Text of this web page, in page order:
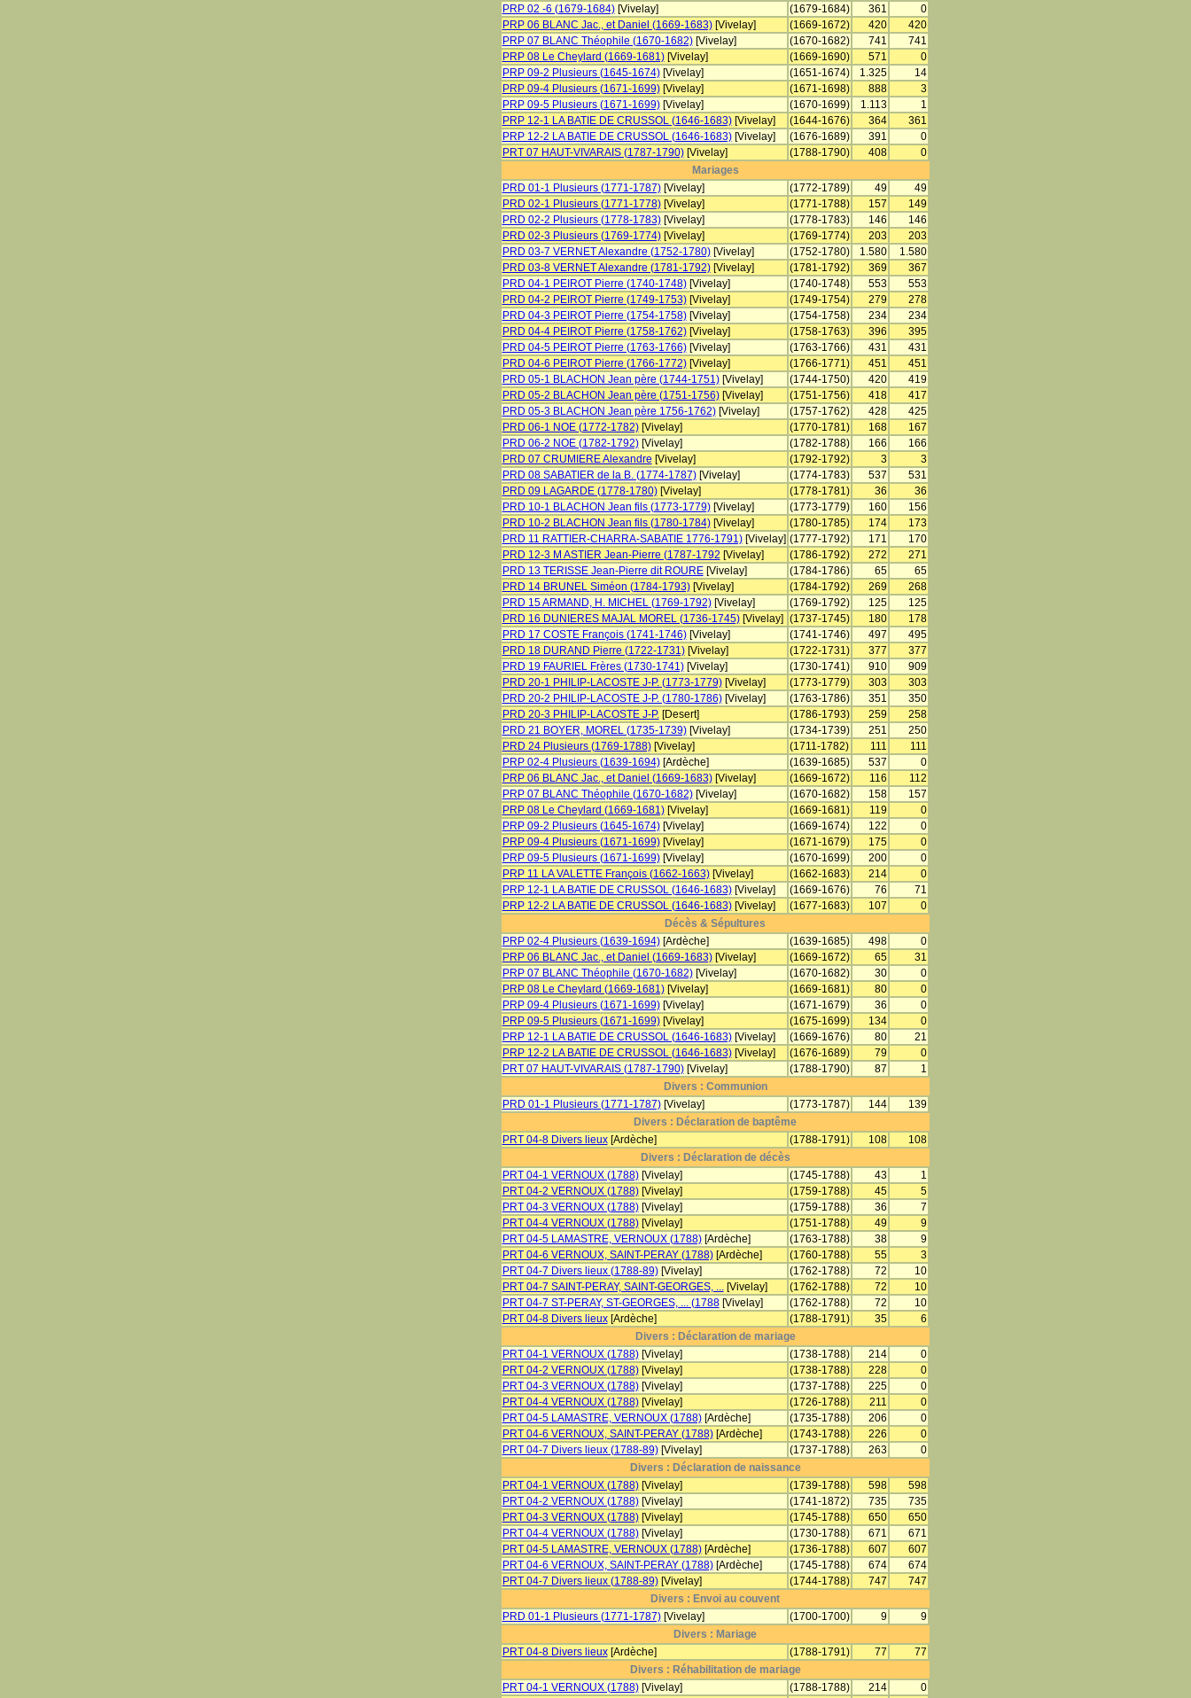
PRP 02 -6 (1679-1684)[Vivelay] (1679-1684) 361
0
PRP 06 BLANC Jac., et Daniel (1669-1683)[Vivelay] (1669-1672) 420
420
PRP 07 BLANC Théophile (1670-1682)[Vivelay] (1670-1682) 741
741
PRP 08 Le Cheylard (1669-1681)[Vivelay] (1669-1690) 571
0
PRP 09-2 Plusieurs (1645-1674)[Vivelay] (1651-1674) 1.325
14
PRP 09-4 Plusieurs (1671-1699)[Vivelay] (1671-1698) 888
3
PRP 09-5 Plusieurs (1671-1699)[Vivelay] (1670-1699) 1.113
1
PRP 12-1 LA BATIE DE CRUSSOL (1646-1683)[Vivelay] (1644-1676) 364
361
PRP 12-2 LA BATIE DE CRUSSOL (1646-1683)[Vivelay] (1676-1689) 391
0
PRT 07 HAUT-VIVARAIS (1787-1790)[Vivelay] (1788-1790) 408
0
Mariages
PRD 01-1 Plusieurs (1771-1787)[Vivelay] (1772-1789) 49
49
PRD 02-1 Plusieurs (1771-1778)[Vivelay] (1771-1788) 157
149
PRD 02-2 Plusieurs (1778-1783)[Vivelay] (1778-1783) 146
146
PRD 02-3 Plusieurs (1769-1774)[Vivelay] (1769-1774) 203
203
PRD 03-7 VERNET Alexandre (1752-1780)[Vivelay] (1752-1780) 1.580
1.580
PRD 03-8 VERNET Alexandre (1781-1792)[Vivelay] (1781-1792) 369
367
PRD 04-1 PEIROT Pierre (1740-1748)[Vivelay] (1740-1748) 553
553
PRD 04-2 PEIROT Pierre (1749-1753)[Vivelay] (1749-1754) 279
278
PRD 04-3 PEIROT Pierre (1754-1758)[Vivelay] (1754-1758) 234
234
PRD 04-4 PEIROT Pierre (1758-1762)[Vivelay] (1758-1763) 396
395
PRD 04-5 PEIROT Pierre (1763-1766)[Vivelay] (1763-1766) 431
431
PRD 04-6 PEIROT Pierre (1766-1772)[Vivelay] (1766-1771) 451
451
PRD 05-1 BLACHON Jean père (1744-1751)[Vivelay] (1744-1750) 420
419
PRD 05-2 BLACHON Jean père (1751-1756)[Vivelay] (1751-1756) 418
417
PRD 05-3 BLACHON Jean père 1756-1762)[Vivelay] (1757-1762) 428
425
PRD 06-1 NOE (1772-1782)[Vivelay] (1770-1781) 168
167
PRD 06-2 NOE (1782-1792)[Vivelay] (1782-1788) 166
166
PRD 07 CRUMIERE Alexandre [Vivelay] (1792-1792) 3
3
PRD 08 SABATIER de la B. (1774-1787)[Vivelay] (1774-1783) 537
531
PRD 09 LAGARDE (1778-1780)[Vivelay] (1778-1781) 36
36
PRD 10-1 BLACHON Jean fils (1773-1779)[Vivelay] (1773-1779) 160
156
PRD 10-2 BLACHON Jean fils (1780-1784)[Vivelay] (1780-1785) 174
173
PRD 11 RATTIER-CHARRA-SABATIE 1776-1791)[Vivelay] (1777-1792) 171
170
PRD 12-3 M ASTIER Jean-Pierre (1787-1792 [Vivelay] (1786-1792) 272
271
PRD 13 TERISSE Jean-Pierre dit ROURE[Vivelay] (1784-1786) 65
65
PRD 14 BRUNEL Siméon (1784-1793)[Vivelay] (1784-1792) 269
268
PRD 15 ARMAND, H. MICHEL (1769-1792)[Vivelay] (1769-1792) 125
125
PRD 16 DUNIERES MAJAL MOREL (1736-1745)[Vivelay] (1737-1745) 180
178
PRD 17 COSTE François (1741-1746)[Vivelay] (1741-1746) 497
495
PRD 18 DURAND Pierre (1722-1731)[Vivelay] (1722-1731) 377
377
PRD 19 FAURIEL Frères (1730-1741)[Vivelay] (1730-1741) 910
909
PRD 20-1 PHILIP-LACOSTE J-P. (1773-1779)[Vivelay] (1773-1779) 303
303
PRD 20-2 PHILIP-LACOSTE J-P. (1780-1786)[Vivelay] (1763-1786) 351
350
PRD 20-3 PHILIP-LACOSTE J-P.[Desert] (1786-1793) 259
258
PRD 21 BOYER, MOREL (1735-1739)[Vivelay] (1734-1739) 251
250
PRD 24 Plusieurs (1769-1788)[Vivelay] (1711-1782) 111
111
PRP 02-4 Plusieurs (1639-1694)[Ardèche] (1639-1685) 537
0
PRP 06 BLANC Jac., et Daniel (1669-1683)[Vivelay] (1669-1672) 116
112
PRP 07 BLANC Théophile (1670-1682)[Vivelay] (1670-1682) 158
157
PRP 08 Le Cheylard (1669-1681)[Vivelay] (1669-1681) 119
0
PRP 09-2 Plusieurs (1645-1674)[Vivelay] (1669-1674) 122
0
PRP 09-4 Plusieurs (1671-1699)[Vivelay] (1671-1679) 175
0
PRP 09-5 Plusieurs (1671-1699)[Vivelay] (1670-1699) 200
0
PRP 11 LA VALETTE François (1662-1663)[Vivelay] (1662-1683) 214
0
PRP 12-1 LA BATIE DE CRUSSOL (1646-1683)[Vivelay] (1669-1676) 76
71
PRP 12-2 LA BATIE DE CRUSSOL (1646-1683)[Vivelay] (1677-1683) 107
0
Décès & Sépultures
PRP 02-4 Plusieurs (1639-1694)[Ardèche] (1639-1685) 498
0
PRP 06 BLANC Jac., et Daniel (1669-1683)[Vivelay] (1669-1672) 65
31
PRP 07 BLANC Théophile (1670-1682)[Vivelay] (1670-1682) 30
0
PRP 08 Le Cheylard (1669-1681)[Vivelay] (1669-1681) 80
0
PRP 09-4 Plusieurs (1671-1699)[Vivelay] (1671-1679) 36
0
PRP 09-5 Plusieurs (1671-1699)[Vivelay] (1675-1699) 134
0
PRP 12-1 LA BATIE DE CRUSSOL (1646-1683)[Vivelay] (1669-1676) 80
21
PRP 12-2 LA BATIE DE CRUSSOL (1646-1683)[Vivelay] (1676-1689) 79
0
PRT 07 HAUT-VIVARAIS (1787-1790)[Vivelay] (1788-1790) 87
1
Divers : Communion
PRD 01-1 Plusieurs (1771-1787)[Vivelay] (1773-1787) 144
139
Divers : Déclaration de baptême
PRT 04-8 Divers lieux[Ardèche] (1788-1791) 108
108
Divers : Déclaration de décès
PRT 04-1 VERNOUX (1788)[Vivelay] (1745-1788) 43
1
PRT 04-2 VERNOUX (1788)[Vivelay] (1759-1788) 45
5
PRT 04-3 VERNOUX (1788)[Vivelay] (1759-1788) 36
7
PRT 04-4 VERNOUX (1788)[Vivelay] (1751-1788) 49
9
PRT 04-5 LAMASTRE, VERNOUX (1788)[Ardèche] (1763-1788) 38
9
PRT 04-6 VERNOUX, SAINT-PERAY (1788)[Ardèche] (1760-1788) 55
3
PRT 04-7 Divers lieux (1788-89)[Vivelay] (1762-1788) 72
10
PRT 04-7 SAINT-PERAY, SAINT-GEORGES, ...[Vivelay] (1762-1788) 72
10
PRT 04-7 ST-PERAY, ST-GEORGES, ... (1788[Vivelay] (1762-1788) 72
10
PRT 04-8 Divers lieux[Ardèche] (1788-1791) 35
6
Divers : Déclaration de mariage
PRT 04-1 VERNOUX (1788)[Vivelay] (1738-1788) 214
0
PRT 04-2 VERNOUX (1788)[Vivelay] (1738-1788) 228
0
PRT 04-3 VERNOUX (1788)[Vivelay] (1737-1788) 225
0
PRT 04-4 VERNOUX (1788)[Vivelay] (1726-1788) 211
0
PRT 04-5 LAMASTRE, VERNOUX (1788)[Ardèche] (1735-1788) 206
0
PRT 04-6 VERNOUX, SAINT-PERAY (1788)[Ardèche] (1743-1788) 226
0
PRT 04-7 Divers lieux (1788-89)[Vivelay] (1737-1788) 263
0
Divers : Déclaration de naissance
PRT 04-1 VERNOUX (1788)[Vivelay] (1739-1788) 598
598
PRT 04-2 VERNOUX (1788)[Vivelay] (1741-1872) 735
735
PRT 04-3 VERNOUX (1788)[Vivelay] (1745-1788) 650
650
PRT 04-4 VERNOUX (1788)[Vivelay] (1730-1788) 671
671
PRT 04-5 LAMASTRE, VERNOUX (1788)[Ardèche] (1736-1788) 607
607
PRT 04-6 VERNOUX, SAINT-PERAY (1788)[Ardèche] (1745-1788) 674
674
PRT 04-7 Divers lieux (1788-89)[Vivelay] (1744-1788) 747
747
Divers : Envoi au couvent
PRD 01-1 Plusieurs (1771-1787)[Vivelay] (1700-1700) 9
9
Divers : Mariage
PRT 04-8 Divers lieux[Ardèche] (1788-1791) 77
77
Divers : Réhabilitation de mariage
PRT 04-1 VERNOUX (1788)[Vivelay] (1788-1788) 214
0